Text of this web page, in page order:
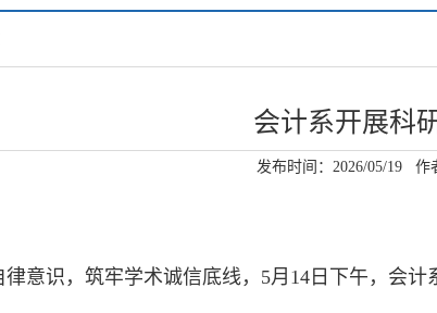
会计系开展科
发布时间：2026/05/19 作
意识，筑牢学术诚信底线，5月14日下午，会